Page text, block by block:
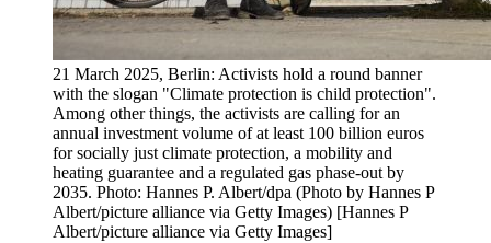
21 March 2025, Berlin: Activists hold a round banner
with the slogan "Climate protection is child protection".
Among other things, the activists are calling for an
annual investment volume of at least 100 billion euros
for socially just climate protection, a mobility and
heating guarantee and a regulated gas phase-out by
2035. Photo: Hannes P. Albert/dpa (Photo by Hannes P
Albert/picture alliance via Getty Images) [Hannes P
Albert/picture alliance via Getty Images]